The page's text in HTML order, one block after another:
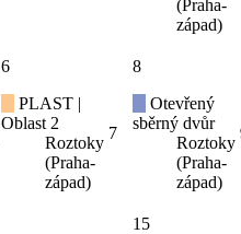
(Praha-
západ)
6
PLAST |
Oblast 2
Roztoky
(Praha-
západ)
7
8
Otevřený
sběrný dvůr
Roztoky
(Praha-
západ)
15